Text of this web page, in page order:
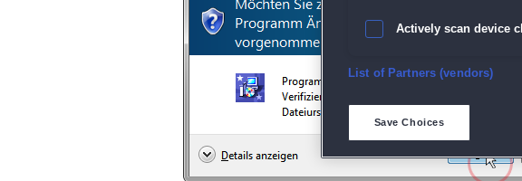
Actively scan device
Ensure security,
Match and combine
List of Partners (vendors)
Save Choices